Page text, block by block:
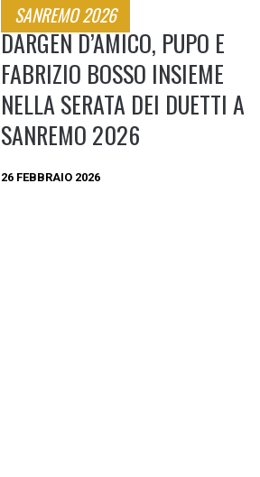
SANREMO 2026
DARGEN D’AMICO, PUPO E
FABRIZIO BOSSO INSIEME
NELLA SERATA DEI DUETTI A
SANREMO 2026
26 FEBBRAIO 2026